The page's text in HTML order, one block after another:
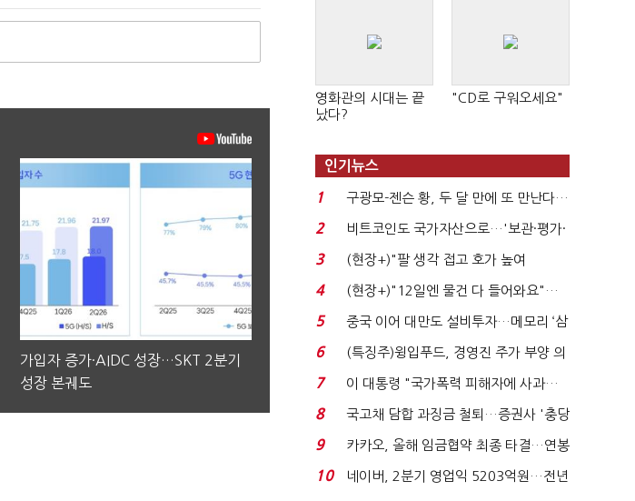
가입자 증가·AIDC 성장…SKT 2분기
성장 본궤도
영화관의 시대는 끝
났다?
"CD로 구워오세요"
인기뉴스
1
구광모-젠슨 황, 두 달 만에 또 만난다…
로봇·AI 등 논...
2
비트코인도 국가자산으로…'보관·평가·
처분' 기준은 ...
3
(현장+)"팔 생각 접고 호가 높여
요"…'덜 똘똘한 한 채' 20...
4
(현장+)"12일엔 물건 다 들어와요"…
빈 매대 채우며 문 연 ...
5
중국 이어 대만도 설비투자…메모리 ‘삼
국전쟁’
6
(특징주)윙입푸드, 경영진 주가 부양 의
지에 상한가...
7
이 대통령 "국가폭력 피해자에 사과…
적극적 조사로 진...
8
국고채 담합 과징금 철퇴…증권사 '충당
금 폭탄' 우려...
9
카카오, 올해 임금협약 최종 타결…연봉
6.3% 인상·격려...
10
네이버, 2분기 영업익 5203억원…전년